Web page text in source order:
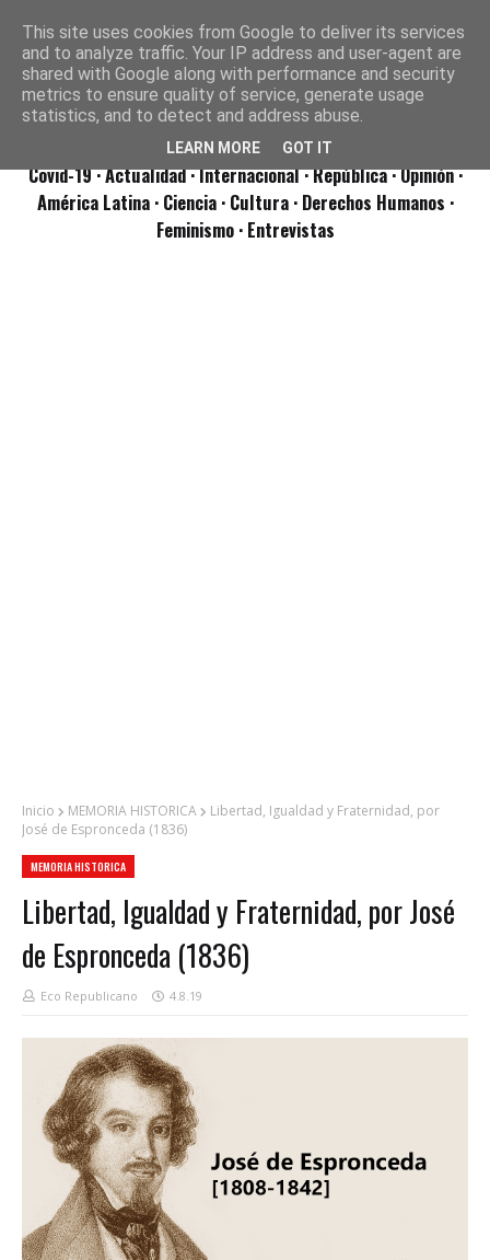
Covid-19· Actualidad· Internacional· República· Opinión·
América Latina · Ciencia · Cultura · Derechos Humanos ·
Feminismo · Entrevistas
Inicio MEMORIA HISTORICA
Libertad, Igualdad y Fraternidad, por
José de Espronceda (1836)
MEMORIA HISTORICA
Libertad, Igualdad y Fraternidad, por José
de Espronceda (1836)
Eco Republicano 4.8.19
This site uses cookies from Google to deliver its services
and to analyze traffic. Your IP address and user-agent are
shared with Google along with performance and security
metrics to ensure quality of service, generate usage
statistics, and to detect and address abuse.
LEARN MORE GOT IT